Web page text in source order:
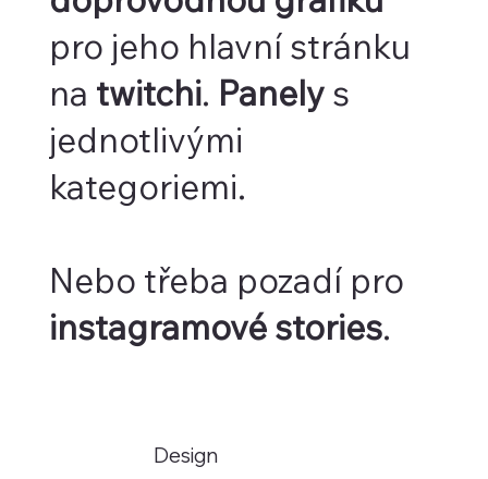
pro jeho hlavní stránku
na twitchi. Panelys
jednotlivými
kategoriemi.
Nebo třeba pozadí pro
instagramové stories.
Design